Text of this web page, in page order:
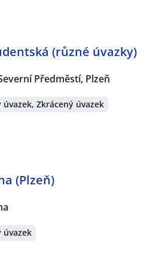
(různé úvazky)
Předměstí, Plzeň
úvazek, Zkrácený úvazek
(Plzeň)
úvazek